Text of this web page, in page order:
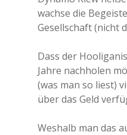
wachse die
Gesellschaft (nicht
Dass der
Jahre nachholen
(was man so liest)
über das Geld
Weshalb man das